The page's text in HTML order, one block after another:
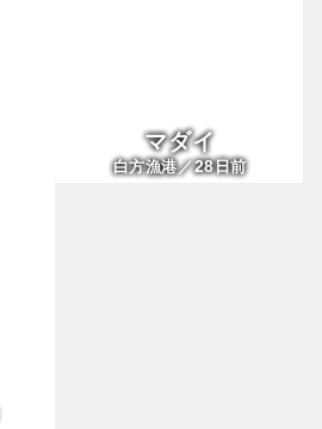
マダイ
白方漁港／28日前